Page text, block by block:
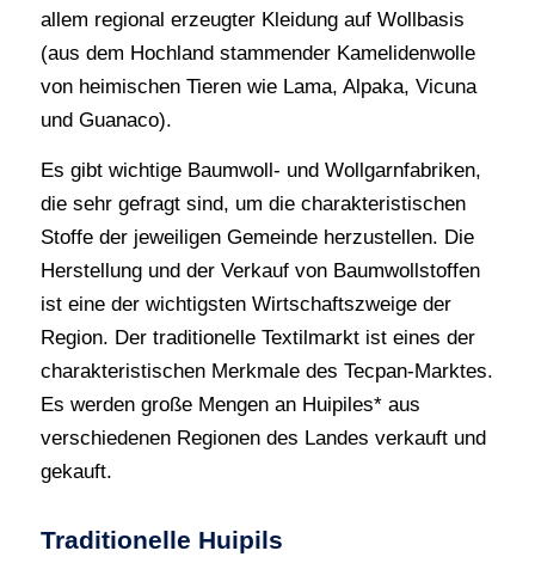
allem regional erzeugter Kleidung auf Wollbasis
(aus dem Hochland stammender Kamelidenwolle
von heimischen Tieren wie Lama, Alpaka, Vicuna
und Guanaco).
Es gibt wichtige Baumwoll- und Wollgarnfabriken,
die sehr gefragt sind, um die charakteristischen
Stoffe der jeweiligen Gemeinde herzustellen. Die
Herstellung und der Verkauf von Baumwollstoffen
ist eine der wichtigsten Wirtschaftszweige der
Region. Der traditionelle Textilmarkt ist eines der
charakteristischen Merkmale des Tecpan-Marktes.
Es werden große Mengen an Huipiles* aus
verschiedenen Regionen des Landes verkauft und
gekauft.
Traditionelle Huipils